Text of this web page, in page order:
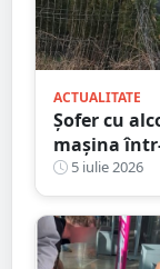
ACTUALITATE
Șofer cu
mașina
etilotest de
5 iulie 2026